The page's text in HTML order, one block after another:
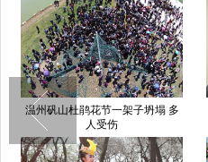
温州矾山杜鹃花节一架子坍塌 多
人受伤